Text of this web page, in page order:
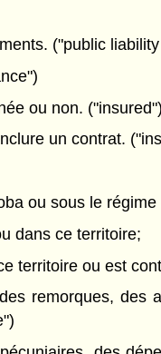
("public
ou non. ("insured")
un contrat.
ou sous le régime
dans ce territoire;
territoire ou est
remorques, des